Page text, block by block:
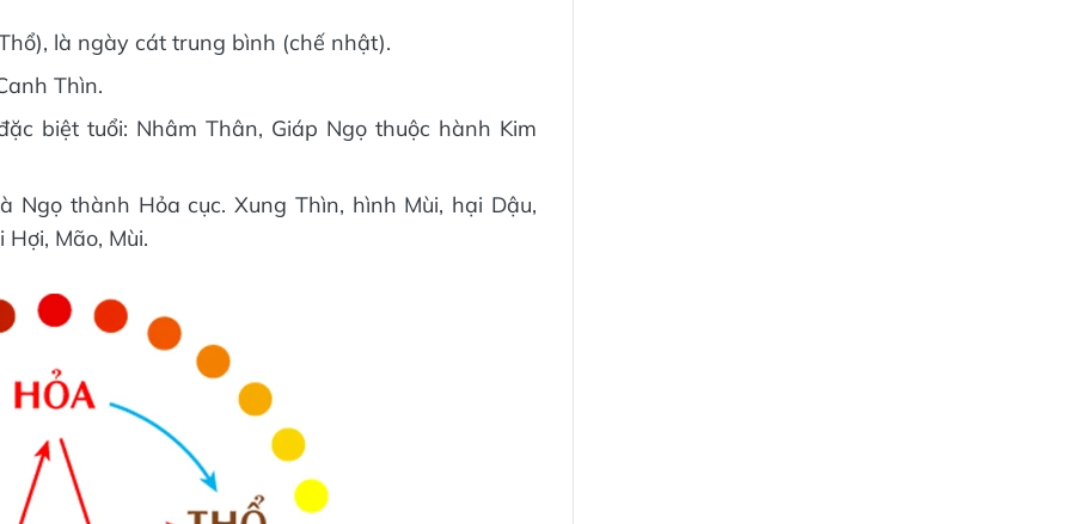
là ngày cát trung bình (chế nhật).
Thìn.
biệt tuổi: Nhâm Thân, Giáp Ngọ thuộc hành Kim
Ngọ thành Hỏa cục. Xung Thìn, hình Mùi, hại Dậu,
Mão, Mùi.